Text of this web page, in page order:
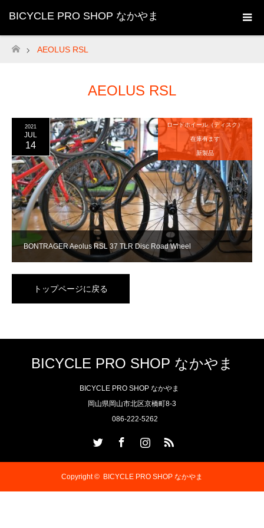
BICYCLE PRO SHOP なかやま
ホーム
AEOLUS RSL
AEOLUS RSL
BONTRAGER Aeolus RSL 37 TLR Disc Road Wheel
2021
JUL
14
ロードホイール（ディスク）
在庫有ます
新製品
トップページに戻る
BICYCLE PRO SHOP なかやま
BICYCLE PRO SHOP なかやま
岡山県岡山市北区京橋町8-3
086-222-5262
Copyright © BICYCLE PRO SHOP なかやま